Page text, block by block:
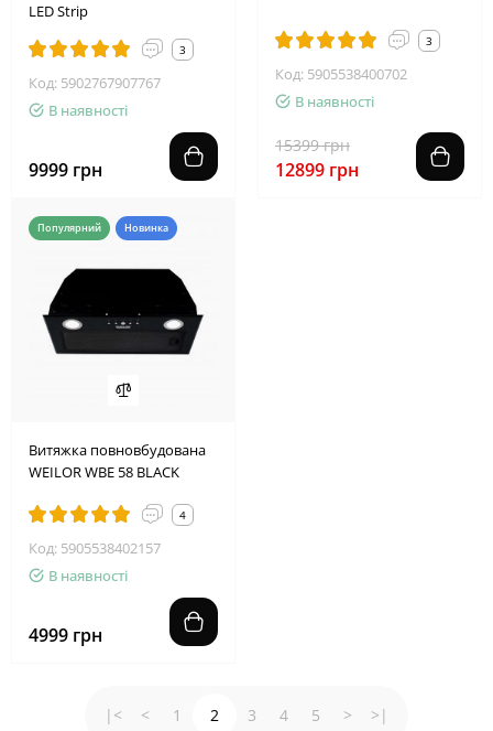
LED Strip
3
Код: 5902767907767
В наявності
9999 грн
3
Код: 5905538400702
В наявності
15399 грн
12899 грн
Популярний Новинка
Витяжка повновбудована
WEILOR WBE 58 BLACK
4
Код: 5905538402157
В наявності
4999 грн
|< < 1 2 3 4 5 > >|